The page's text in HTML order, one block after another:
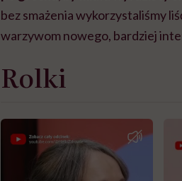
bez smażenia wykorzystaliśmy
warzywom nowego, bardziej
Rolki